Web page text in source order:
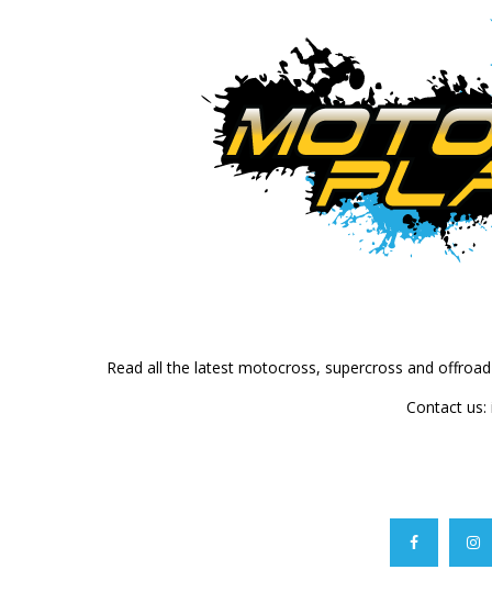
Read all the latest motocross, supercross and
Contact us: